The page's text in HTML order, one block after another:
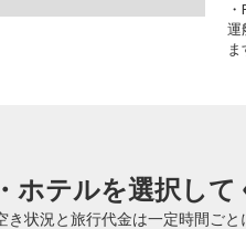
運
ま
ホテルを選択して
き状況と旅行代金は一定時間ご